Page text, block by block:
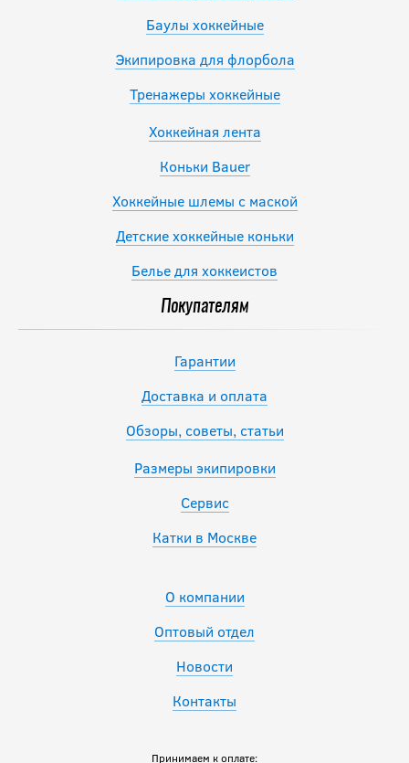
Баулы хоккейные
Экипировка для флорбола
Тренажеры хоккейные
Хоккейная лента
Коньки Bauer
Хоккейные шлемы с маской
Детские хоккейные коньки
Белье для хоккеистов
Покупателям
Гарантии
Доставка и оплата
Обзоры, советы, статьи
Размеры экипировки
Сервис
Катки в Москве
О компании
Оптовый отдел
Новости
Контакты
Принимаем к оплате: